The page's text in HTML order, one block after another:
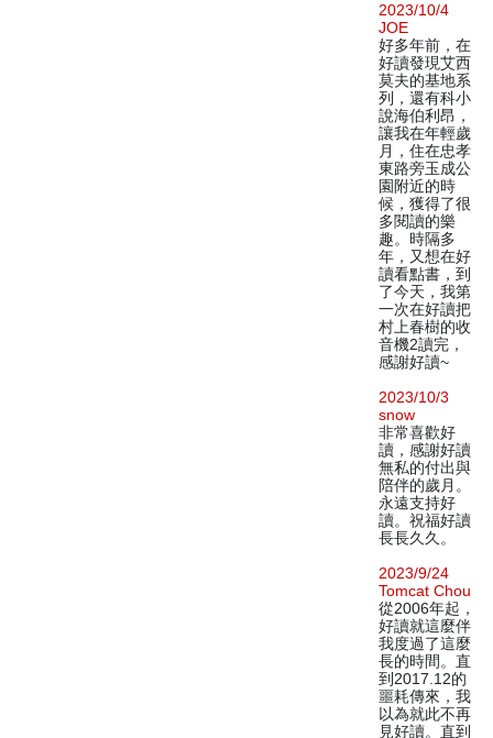
2023/10/4
JOE
好多年前，在
好讀發現艾西
莫夫的基地系
列，還有科小
說海伯利昂，
讓我在年輕歲
月，住在忠孝
東路旁玉成公
園附近的時
候，獲得了很
多閱讀的樂
趣。時隔多
年，又想在好
讀看點書，到
了今天，我第
一次在好讀把
村上春樹的收
音機2讀完，
感謝好讀~
2023/10/3
snow
非常喜歡好
讀，感謝好讀
無私的付出與
陪伴的歲月。
永遠支持好
讀。祝福好讀
長長久久。
2023/9/24
Tomcat Chou
從2006年起，
好讀就這麼伴
我度過了這麼
長的時間。直
到2017.12的
噩耗傳來，我
以為就此不再
見好讀。直到